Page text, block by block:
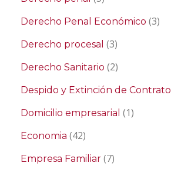
Derecho Penal Económico (3)
Derecho procesal (3)
Derecho Sanitario (2)
Despido y Extinción de Contrato
Domicilio empresarial (1)
Economia (42)
Empresa Familiar (7)